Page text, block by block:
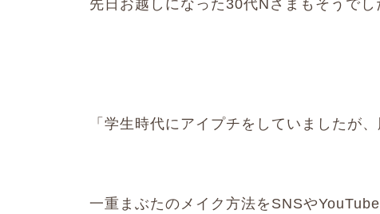
先日お越しになった30代Nさまもそうでし
「学生時代にアイプチをしていましたが
一重まぶたのメイク方法をSNSや